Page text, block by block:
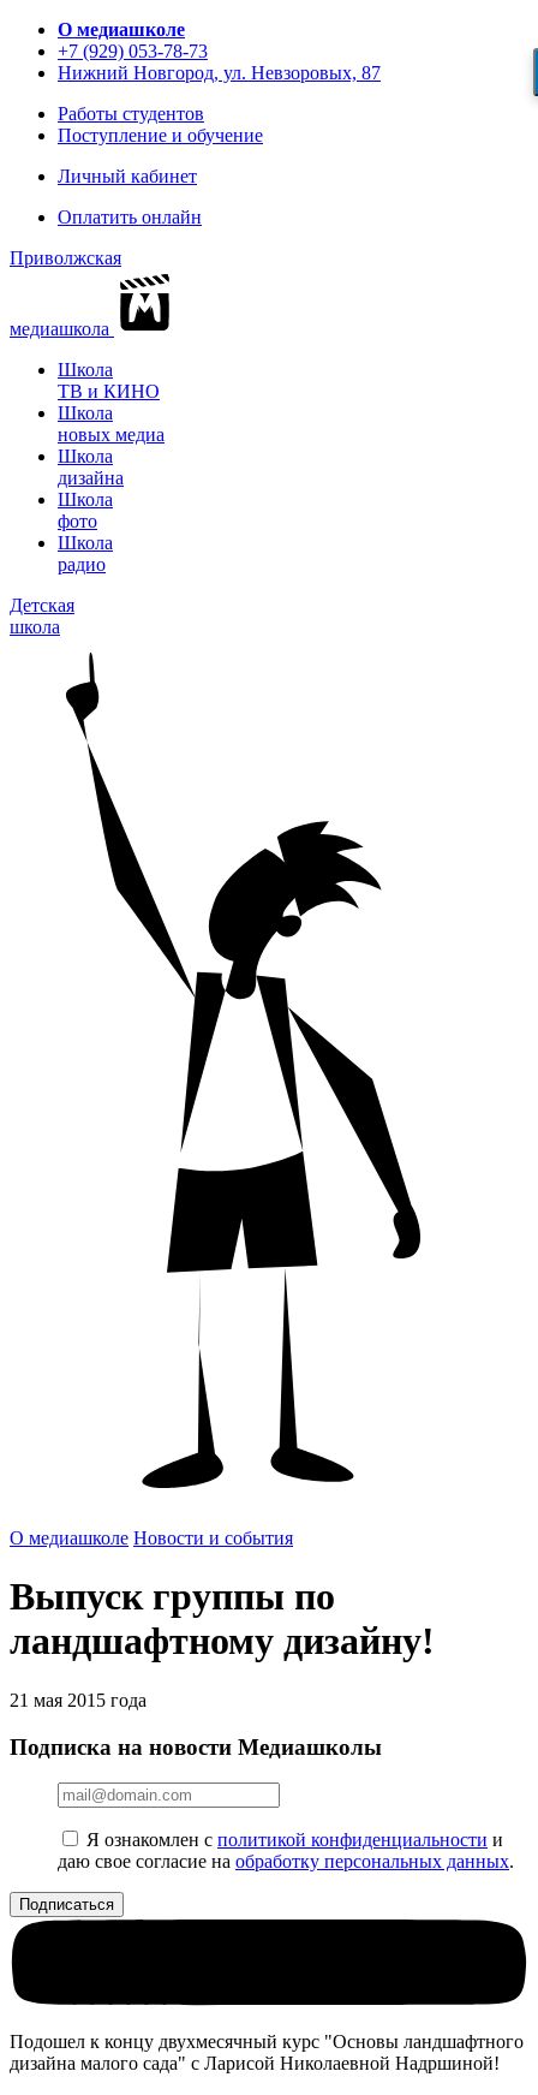
О медиашколе
+7 (929) 053-78-73
Нижний Новгород, ул. Невзоровых, 87
Работы студентов
Поступление и обучение
Личный кабинет
Оплатить онлайн
Приволжская
медиашкола
Школа
ТВ и КИНО
Школа
новых медиа
Школа
дизайна
Школа
фото
Школа
радио
Детская
школа
О медиашколе Новости и события
Выпуск группы по
ландшафтному дизайну!
21 мая 2015 года
Подписка на новости Медиашколы
Я ознакомлен с политикой конфиденциальности и
даю свое согласие на обработку персональных данных.
Подошел к концу двухмесячный курс "Основы ландшафтного
дизайна малого сада" с Ларисой Николаевной Надршиной!